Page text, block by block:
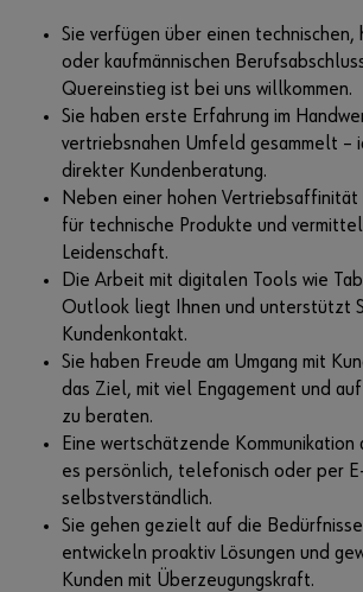
Sie verfügen über einen technischen,
oder kaufmännischen
Quereinstieg ist bei uns willkommen.
Sie haben erste Erfahrung im
vertriebsnahen Umfeld gesammelt –
direkter Kundenberatung.
Neben einer hohen Vertriebsaffinität
für technische Produkte und
Leidenschaft.
Die Arbeit mit digitalen Tools wie
Outlook liegt Ihnen und unterstützt
Kundenkontakt.
Sie haben Freude am Umgang mit
das Ziel, mit viel Engagement und
zu beraten.
Eine wertschätzende Kommunikation
es persönlich, telefonisch oder per
selbstverständlich.
Sie gehen gezielt auf die
entwickeln proaktiv Lösungen und
Kunden mit Überzeugungskraft.